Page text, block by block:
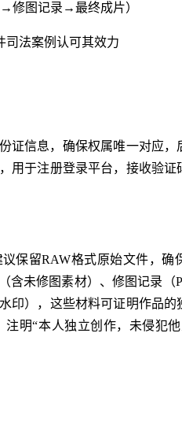
修图记录→最终成片）
司法案例认可其效力
证信息，确保权属唯一对应，
用于注册登录平台，接收验证
保留RAW格式原始文件，确
含未修图素材）、修图记录（
印），这些材料可证明作品的
明“本人独立创作，未侵犯